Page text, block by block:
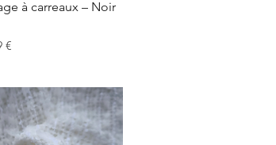
rapide
à carreaux – Noir
promotionnel
€